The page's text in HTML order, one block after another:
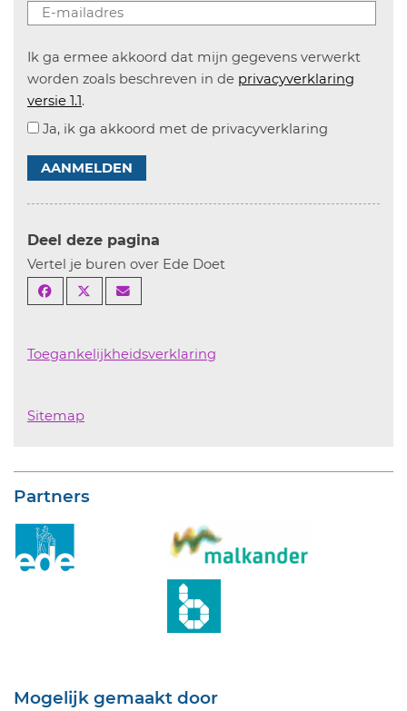
Ik ga ermee akkoord dat mijn gegevens verwerkt
worden zoals beschreven in de privacyverklaring
versie 1.1.
Ja, ik ga akkoord met de privacyverklaring
AANMELDEN
Deel deze pagina
Vertel je buren over Ede Doet
Toegankelijkheidsverklaring
Sitemap
Partners
Mogelijk gemaakt door